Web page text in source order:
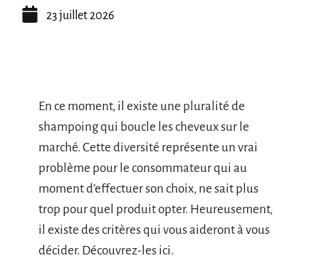
23 juillet 2026
En ce moment, il existe une pluralité de
shampoing qui boucle les cheveux sur le
marché. Cette diversité représente un vrai
problème pour le consommateur qui au
moment d’effectuer son choix, ne sait plus
trop pour quel produit opter. Heureusement,
il existe des critères qui vous aideront à vous
décider. Découvrez-les ici.